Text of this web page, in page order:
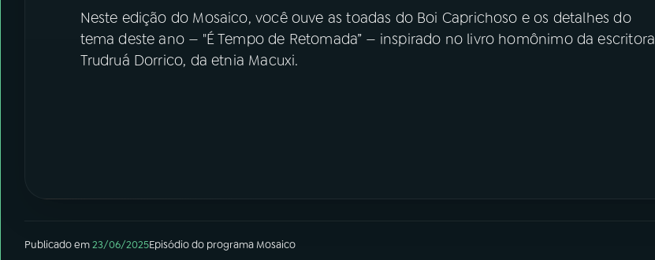
Neste edição do Mosaico, você ouve as toadas do Boi Caprichoso e os detalhes do
tema deste ano — "É Tempo de Retomada” — inspirado no livro homônimo da escritora
Trudruá Dorrico, da etnia Macuxi.
Publicado em23/06/2025Episódiodo programa Mosaico